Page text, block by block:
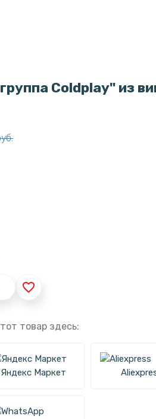
Coldplay" из
favorite_border
товар здесь:
Яндекс Маркет